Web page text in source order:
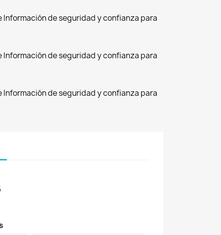
Información de seguridad y confianza para
Información de seguridad y confianza para
Información de seguridad y confianza para